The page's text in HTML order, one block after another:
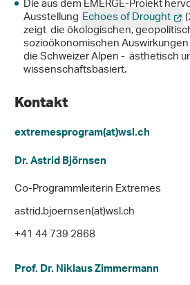
Die aus dem EMERGE-Projekt
Ausstellung Echoes of Drought
zeigt die ökologischen,
sozioökonomischen
die Schweizer Alpen - ästhetisch
wissenschaftsbasiert.
Kontakt
extremesprogram(at)wsl.ch
Dr. Astrid Björnsen
Co-Programmleiterin Extremes
astrid.bjoernsen(at)wsl.ch
+41 44 739 2868
Prof. Dr. Niklaus Zimmermann